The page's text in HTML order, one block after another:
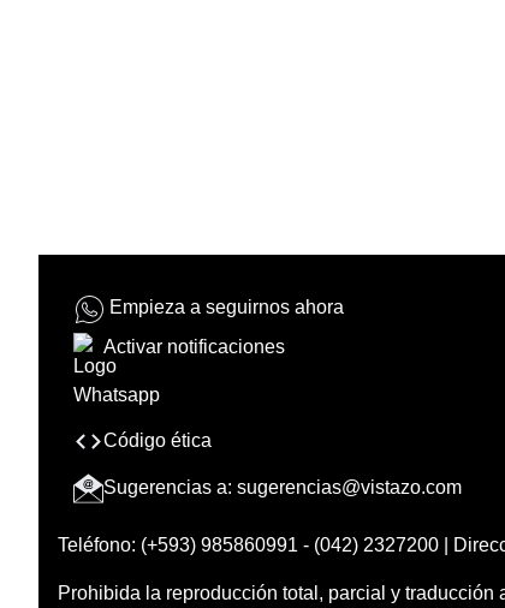
Empieza a seguirnos ahora
Activar notificaciones
Código ética
Sugerencias a: sugerencias@vistazo.com
Teléfono: (+593) 985860991 - (042) 2327200 |
Prohibida la reproducción total, parcial y